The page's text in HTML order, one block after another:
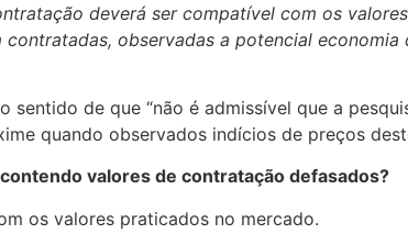
deverá ser compatível com os
observadas a potencial
de que “não é admissível que a
quando observados indícios de preços
valores de contratação defasados?
os valores praticados no mercado.